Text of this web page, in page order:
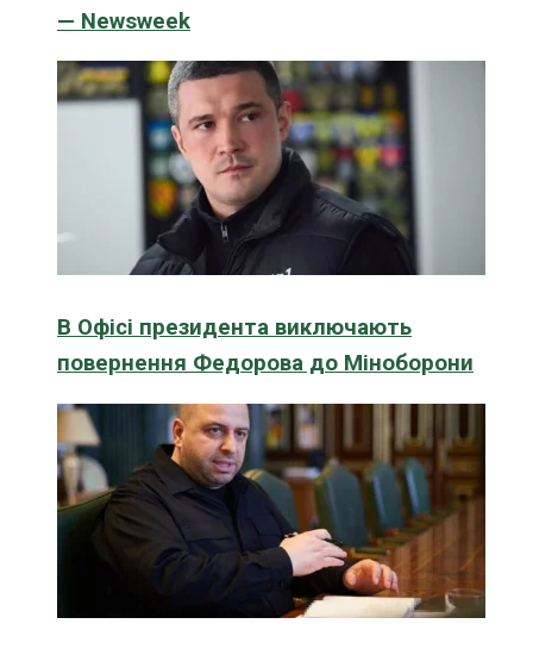
— Newsweek
В Офісі президента виключають
повернення Федорова до Міноборони